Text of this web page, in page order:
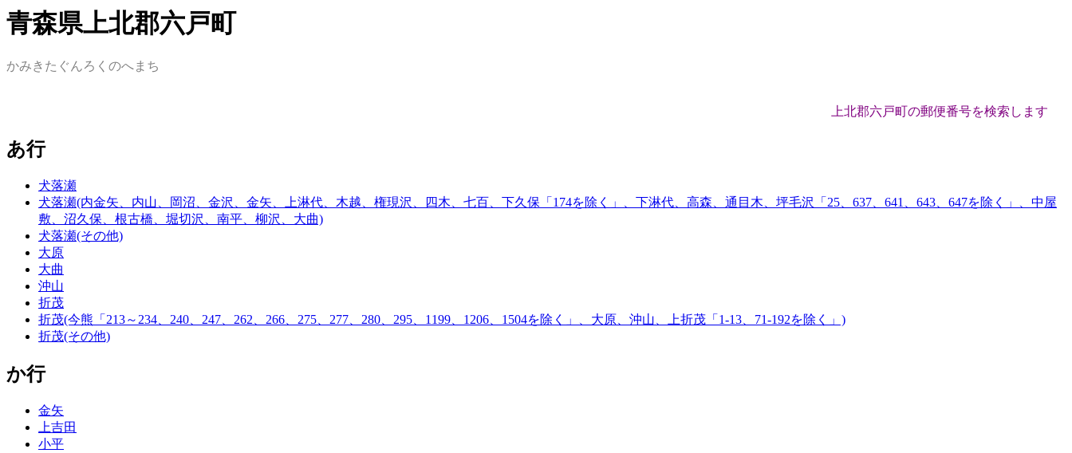
青森県上北郡六戸町
かみきたぐんろくのへまち
上北郡六戸町の郵便番号を検索します
あ行
犬落瀬
犬落瀬(内金矢、内山、岡沼、金沢、金矢、上淋代、木越、権現沢、四木、七百、下久保「174を除く」、下淋代、高森、通目木、坪毛沢「25、637、641、643、647を除く」、中屋
敷、沼久保、根古橋、堀切沢、南平、柳沢、大曲)
犬落瀬(その他)
大原
大曲
沖山
折茂
折茂(今熊「213～234、240、247、262、266、275、277、280、295、1199、1206、1504を除く」、大原、沖山、上折茂「1-13、71-192を除く」)
折茂(その他)
か行
金矢
上吉田
小平